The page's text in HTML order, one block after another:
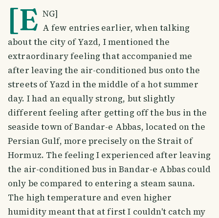
[E NG]
A few entries earlier, when talking
about the city of Yazd, I mentioned the
extraordinary feeling that accompanied me
after leaving the air-conditioned bus onto the
streets of Yazd in the middle of a hot summer
day. I had an equally strong, but slightly
different feeling after getting off the bus in the
seaside town of Bandar-e Abbas, located on the
Persian Gulf, more precisely on the Strait of
Hormuz. The feeling I experienced after leaving
the air-conditioned bus in Bandar-e Abbas could
only be compared to entering a steam sauna.
The high temperature and even higher
humidity meant that at first I couldn't catch my